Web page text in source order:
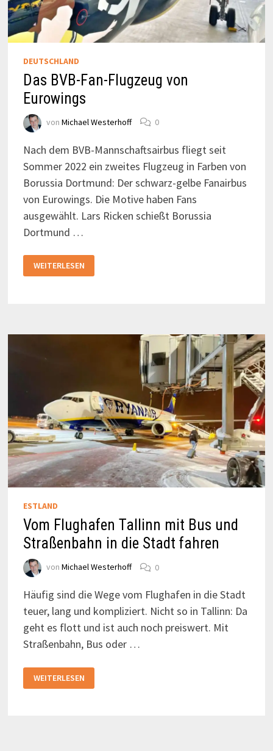
DEUTSCHLAND
Das BVB-Fan-Flugzeug von
Eurowings
von Michael Westerhoff 0
Nach dem BVB-Mannschaftsairbus fliegt seit
Sommer 2022 ein zweites Flugzeug in Farben von
Borussia Dortmund: Der schwarz-gelbe Fanairbus
von Eurowings. Die Motive haben Fans
ausgewählt. Lars Ricken schießt Borussia
Dortmund …
DAS
BVB-
FAN-
WEITERLESEN
ESTLAND
Vom Flughafen Tallinn mit Bus und
Straßenbahn in die Stadt fahren
von Michael Westerhoff 0
Häufig sind die Wege vom Flughafen in die Stadt
teuer, lang und kompliziert. Nicht so in Tallinn: Da
geht es flott und ist auch noch preiswert. Mit
Straßenbahn, Bus oder …
FLUGHAFEN
TALLINN
WEITERLESEN